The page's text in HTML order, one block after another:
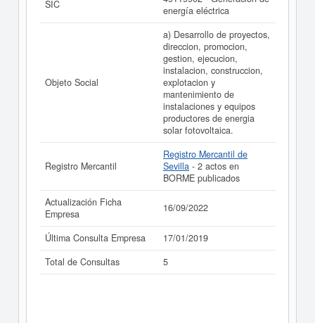
ACTIVIDADES TECNICO COMERCIALES
ALCALARENAS SOCIEDAD LIMITADA. y consultar los
resultados de sus años de actividad, así como los
balances y cuentas de resultados disponibles.
La última actualización del informe de empresa se ha
realizado el 16/09/2022.
SIC
energía eléctrica
Objeto Social
a) Desarrollo de proyectos,
direccion, promocion,
gestion, ejecucion,
instalacion, construccion,
explotacion y
mantenimiento de
instalaciones y equipos
productores de energia
solar fotovoltaica.
Registro Mercantil
Registro Mercantil de
Sevilla - 2 actos en
BORME publicados
Actualización Ficha
Empresa
16/09/2022
Última Consulta Empresa
17/01/2019
Total de Consultas
5